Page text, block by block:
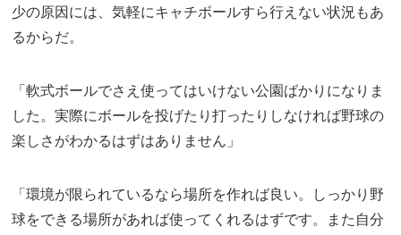
少の原因には、気軽にキャチボールすら行えない状況もあ
るからだ。
「軟式ボールでさえ使ってはいけない公園ばかりになりま
した。実際にボールを投げたり打ったりしなければ野球の
楽しさがわかるはずはありません」
「環境が限られているなら場所を作れば良い。しっかり野
球をできる場所があれば使ってくれるはずです。また自分